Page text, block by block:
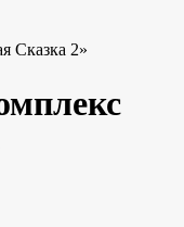
Сказка 2»